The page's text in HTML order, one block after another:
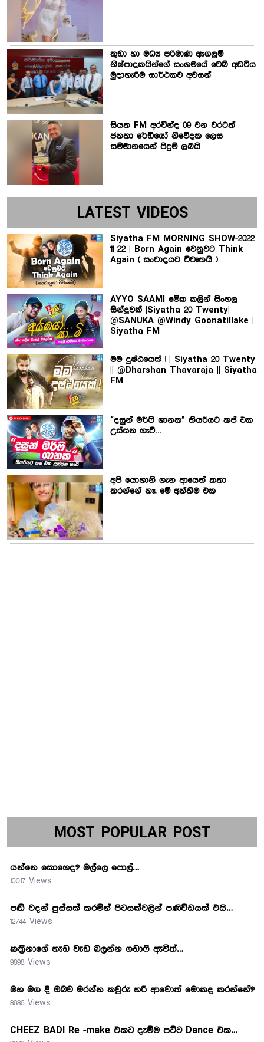
කුඩා හා මධ්‍ය පරිමාණ ඇගලුම්
නිෂ්පාදකයින්ගේ සංගමයේ වෙබ් අඩවිය
මුදාහැරීම සාර්ථකව අවසන්
සියත FM අරවින්ද 09 වන වරටත්
ජනතා රේඩියෝ නිවේදක ලෙස
සම්මානයෙන් පිදුම් ලබයි
LATEST VIDEOS
Siyatha FM MORNING SHOW-2022
11 22 | Born Again වෙනුවට Think
Again ( සංවාදයට විවෘතයි )
AYYO SAAMI මේක කලින් සිංහල
සින්දුවක් |Siyatha 20 Twenty|
@SANUKA @Windy Goonatillake |
Siyatha FM
මම දුෂ්ඨයෙක් ! | Siyatha 20 Twenty
|| @Dharshan Thavaraja || Siyatha
FM
“දසුන් මර්ෆි ශානක” තියරියට කප් එක
උස්සන හැටි…
අපි යොහානි ගැන ආයෙත් කතා
කරන්නේ නෑ. මේ අන්තිම එක
MOST POPULAR POST
යන්නෙ කොහෙද? මල්ලෙ පොල්…
10017 Views
පඬි වදන් පුස්සක් කරමින් පිටසක්වලින් පණිවිඩයක් එයි…
12744 Views
කත්‍රිනාගේ හැඩ වැඩ බලන්න ගඩාෆි ඇවිත්…
9898 Views
මහ මග දී ඔබව මරන්න කවුරු හරි ආවොත් මොකද කරන්නේ?
8686 Views
CHEEZ BADI Re -make එකට දැම්ම පට්ට Dance එක…